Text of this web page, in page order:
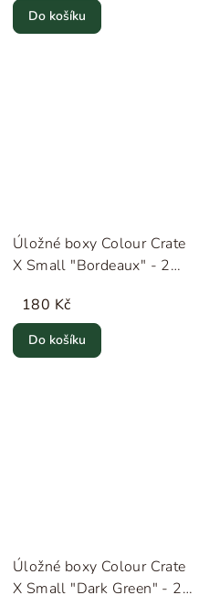
Do košíku
Úložné boxy Colour Crate
X Small "Bordeaux" - 2
180 Kč
Do košíku
Úložné boxy Colour Crate
X Small "Dark Green" - 2